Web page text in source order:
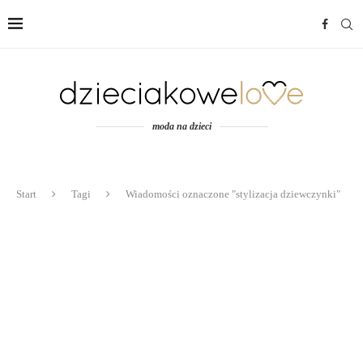
moda na dzieci
Start Tagi Wiadomości oznaczone "stylizacja dziewczynki"